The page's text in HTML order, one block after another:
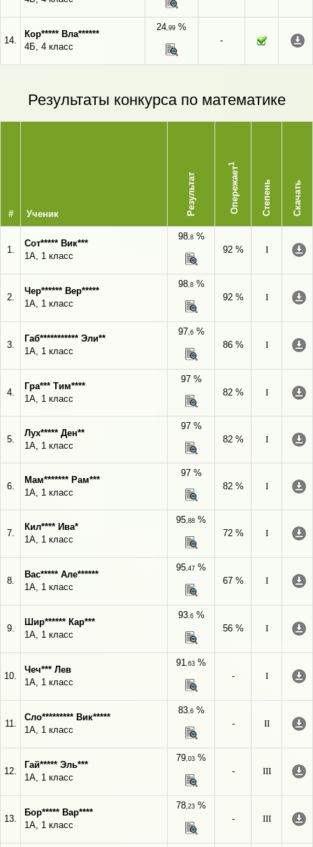
14.
Кор***** Вла******
4Б, 4 класс
24,99 %
-
Результаты конкурса по математике
# Ученик Результат Опережает
1
Степень Скачать
1.
Сот***** Вик***
1А, 1 класс
98,8%
92 %
I
2.
Чер****** Вер*****
1А, 1 класс
98,8%
92 %
I
3.
Габ*********** Эли**
1А, 1 класс
97,6%
86 %
I
4.
Гра*** Тим****
1А, 1 класс
97 %
82 %
I
5.
Лух***** Ден**
1А, 1 класс
97 %
82 %
I
6.
Мам******* Рам***
1А, 1 класс
97 %
82 %
I
7.
Кил**** Ива*
1А, 1 класс
95,88 %
72 %
I
8.
Вас***** Але******
1А, 1 класс
95,47 %
67 %
I
9.
Шир****** Кар***
1А, 1 класс
93,6%
56 %
I
10.
Чеч*** Лев
1А, 1 класс
91,63 %
-
I
11.
Сло********* Вик*****
1А, 1 класс
83,6%
-
II
12.
Гай***** Эль***
1А, 1 класс
79,03 %
-
III
13.
Бор***** Вар****
1А, 1 класс
78,23 %
-
III